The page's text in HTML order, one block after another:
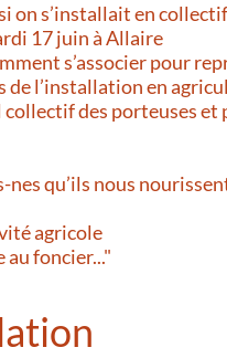
on s’installait en
17 juin à Allaire
s’associer pour
de l’installation en
collectif des porteuses
nes qu’ils nous
agricole
foncier..."